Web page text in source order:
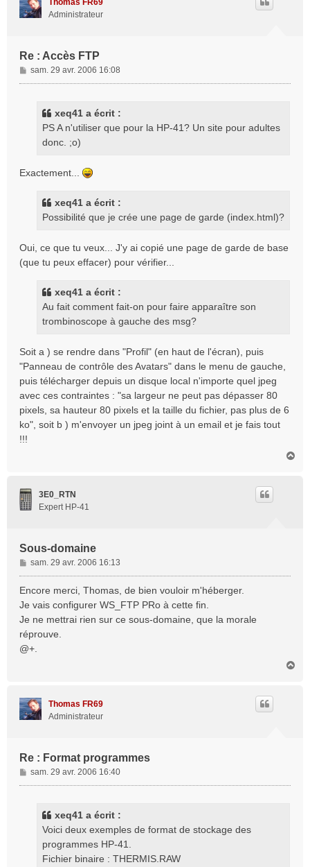
Thomas FR69
Administrateur
Re : Accès FTP
M
e
sam. 29 avr. 2006 16:08
xeq41 a écrit :
PS A n'utiliser que pour la HP-41? Un site pour adultes
donc. ;o)
Exactement...
xeq41 a écrit :
Possibilité que je crée une page de garde (index.html)?
Oui, ce que tu veux... J'y ai copié une page de garde de base
(que tu peux effacer) pour vérifier...
xeq41 a écrit :
Au fait comment fait-on pour faire apparaître son
trombinoscope à gauche des msg?
Soit a ) se rendre dans "Profil" (en haut de l'écran), puis
"Panneau de contrôle des Avatars" dans le menu de gauche,
puis télécharger depuis un disque local n'importe quel jpeg
avec ces contraintes : "sa largeur ne peut pas dépasser 80
pixels, sa hauteur 80 pixels et la taille du fichier, pas plus de 6
ko", soit b ) m'envoyer un jpeg joint à un email et je fais tout
!!!
3E0_RTN
Expert HP-41
Sous-domaine
M
e
s
g
e
sam. 29 avr. 2006 16:13
Encore merci, Thomas, de bien vouloir m'héberger.
Je vais configurer WS_FTP PRo à cette fin.
Je ne mettrai rien sur ce sous-domaine, que la morale
réprouve.
@+.
Thomas FR69
Administrateur
Re : Format programmes
M
e
sam. 29 avr. 2006 16:40
xeq41 a écrit :
Voici deux exemples de format de stockage des
programmes HP-41.
Fichier binaire : THERMIS.RAW